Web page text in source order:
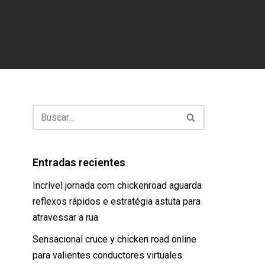
Entradas recientes
Incrível jornada com chickenroad aguarda
reflexos rápidos e estratégia astuta para
atravessar a rua
Sensacional cruce y chicken road online
para valientes conductores virtuales